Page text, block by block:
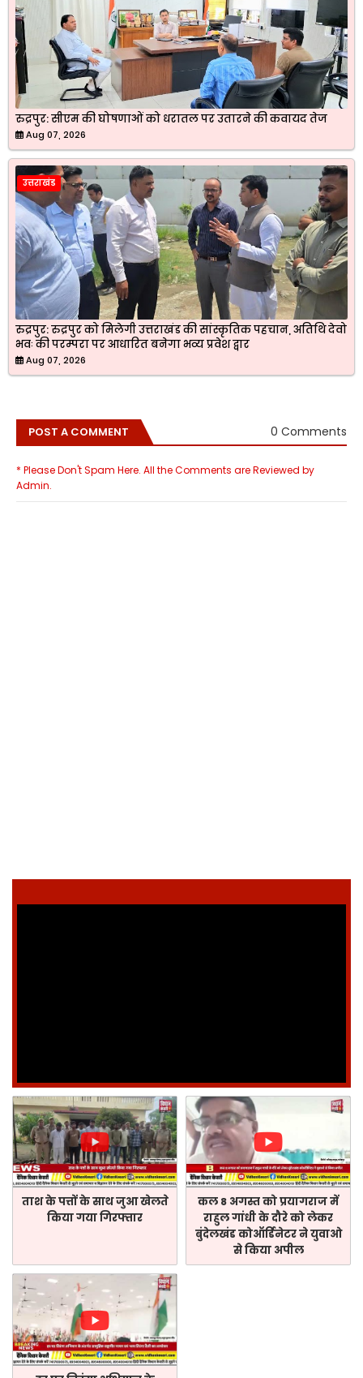
रुद्रपुर: सीएम की घोषणाओं को धरातल पर उतारने की कवायद तेज
Aug 07, 2026
उत्तराखंड
रुद्रपुर: रुद्रपुर को मिलेगी उत्तराखंड की सांस्कृतिक पहचान, अतिथि देवो
भवः की परम्परा पर आधारित बनेगा भव्य प्रवेश द्वार
Aug 07, 2026
POST A COMMENT 0 Comments
* Please Don't Spam Here. All the Comments are Reviewed by
Admin.
ताश के पत्तों के साथ जुआ खेलते
किया गया गिरफ्तार
कल 8 अगस्त को प्रयागराज में
राहुल गांधी के दौरे को लेकर
बुंदेलखंड कोऑर्डिनेटर ने युवाओ
से किया अपील